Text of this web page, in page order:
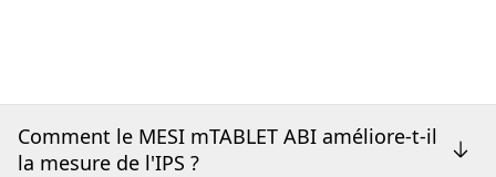
Comment le MESI mTABLET ABI améliore-t-il
la mesure de l'IPS ?